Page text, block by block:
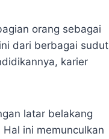
orang sebagai
dari berbagai sudut
karier
latar belakang
ini memunculkan